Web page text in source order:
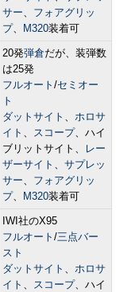
サー、 フォアグリッ
プ、 M320装着可
20発弾倉だが、装弾数
は25発
フルオート /セミオー
ト
ダットサイト 、 ホロサ
イト 、 スコープ、ハイ
ブリットサイト、
レー
ザーサイト 、 サプレッ
サー、 フォアグリッ
プ、 M320装着可
IWI社のX95
フルオート /三点バー
スト
ダットサイト 、 ホロサ
イト 、 スコープ、ハイ